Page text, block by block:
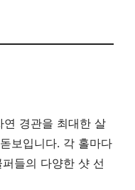
연 경관을 최대한 살
보입니다. 각 홀마다
들의 다양한 샷 선